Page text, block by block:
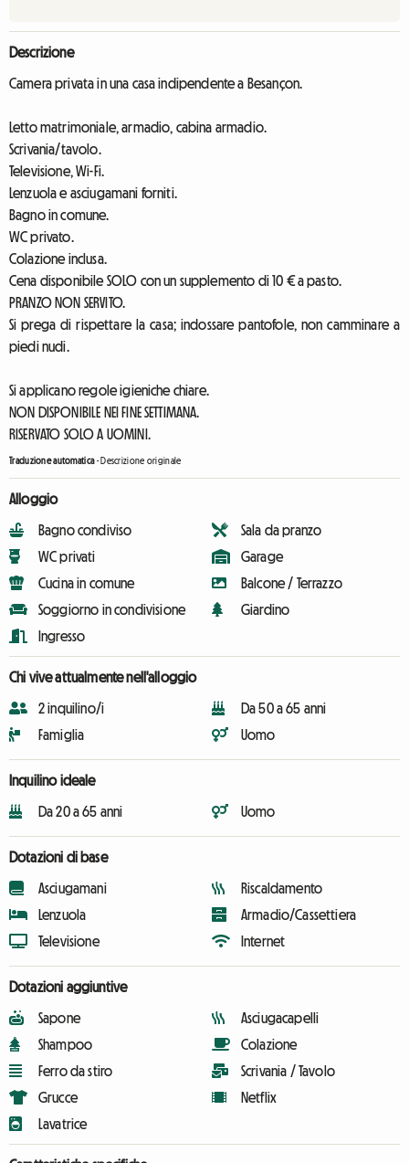
Descrizione
Camera privata in una casa indipendente a Besançon.
Letto matrimoniale, armadio, cabina armadio.
Scrivania/tavolo.
Televisione, Wi-Fi.
Lenzuola e asciugamani forniti.
Bagno in comune.
WC privato.
Colazione inclusa.
Cena disponibile SOLO con un supplemento di 10 € a pasto.
PRANZO NON SERVITO.
Si prega di rispettare la casa; indossare pantofole, non camminare a
piedi nudi.
Si applicano regole igieniche chiare.
NON DISPONIBILE NEI FINE SETTIMANA.
RISERVATO SOLO A UOMINI.
Traduzione automatica-Descrizione originale
Alloggio
Bagno condiviso
WC privati
Cucina in comune
Soggiorno in condivisione
Ingresso
Sala da pranzo
Garage
Balcone / Terrazzo
Giardino
Chi vive attualmente nell'alloggio
2 inquilino/i
Famiglia
Da 50 a 65 anni
Uomo
Inquilino ideale
Da 20 a 65 anni Uomo
Dotazioni di base
Asciugamani
Lenzuola
Televisione
Riscaldamento
Armadio/Cassettiera
Internet
Dotazioni aggiuntive
Sapone
Shampoo
Ferro da stiro
Grucce
Lavatrice
Asciugacapelli
Colazione
Scrivania / Tavolo
Netflix